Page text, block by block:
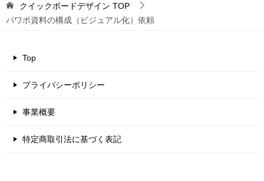
クイックボードデザイン TOP
パワポ資料の構成（ビジュアル化）依頼
Top
プライバシーポリシー
事業概要
特定商取引法に基づく表記